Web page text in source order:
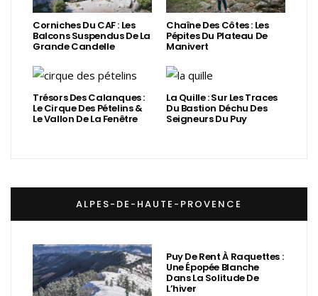
Corniches Du CAF : Les
Balcons Suspendus De La
Grande Candelle
Chaîne Des Côtes : Les
Pépites Du Plateau De
Manivert
Trésors Des Calanques :
Le Cirque Des Pételins &
Le Vallon De La Fenêtre
La Quille : Sur Les Traces
Du Bastion Déchu Des
Seigneurs Du Puy
ALPES-DE-HAUTE-PROVENCE
Puy De Rent À Raquettes :
Une Épopée Blanche
Dans La Solitude De
L’hiver